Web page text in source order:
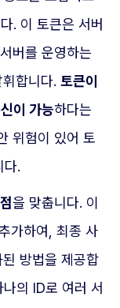
. 이 토큰은 서버
버를 운영하는
합니다. 토큰이
이 가능하다는
위험이 있어 토
다.
을 맞춥니다. 이
가하여, 최종 사
방법을 제공합
의 ID로 여러 서